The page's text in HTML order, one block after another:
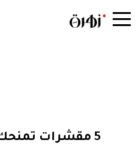
5 مقشرات تمنحك شفتين كالحرير